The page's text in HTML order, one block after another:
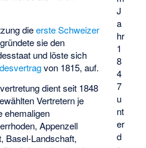
J
a
hr
1
8
4
7
u
nt
er
d
dieerste Schweizer
sie den
und löste sich
von 1815, auf.
dient seit 1848
Vertretern je
ehemaligen
Appenzell
Basel-Landschaft,